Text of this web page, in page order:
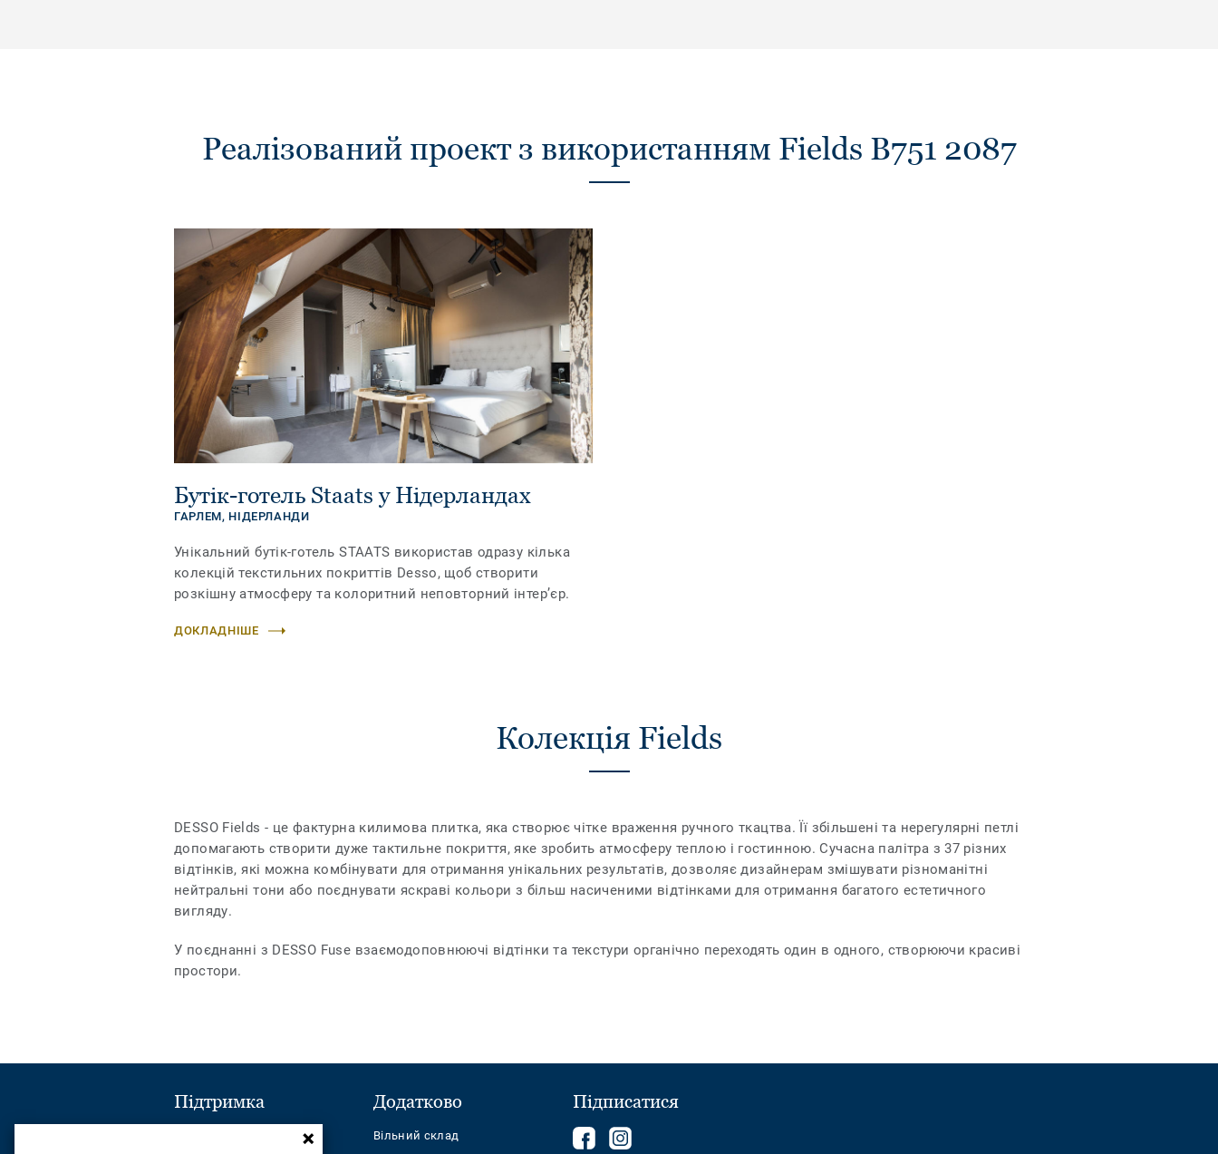
Реалізований проект з використанням Fields B751 2087
Бутік-готель Staats у Нідерландах
ГАРЛЕМ, НІДЕРЛАНДИ
Унікальний бутік-готель STAATS використав одразу кілька
колекцій текстильних покриттів Desso, щоб створити
розкішну атмосферу та колоритний неповторний інтер’єр.
ДОКЛАДНІШЕ
Колекція Fields
DESSO Fields - це фактурна килимова плитка, яка створює чітке враження ручного ткацтва. Її збільшені та нерегулярні петлі
допомагають створити дуже тактильне покриття, яке зробить атмосферу теплою і гостинною. Сучасна палітра з 37 різних
відтінків, які можна комбінувати для отримання унікальних результатів, дозволяє дизайнерам змішувати різноманітні
нейтральні тони або поєднувати яскраві кольори з більш насиченими відтінками для отримання багатого естетичного
вигляду.
У поєднанні з DESSO Fuse взаємодоповнюючі відтінки та текстури органічно переходять один в одного, створюючи красиві
простори.
Підтримка
Надіслати повідомлення
Додатково
Вільний склад
Підписатися
FollowFollow